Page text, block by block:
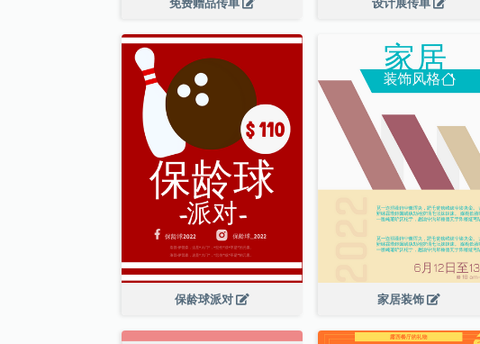
保龄球派对 家居装饰